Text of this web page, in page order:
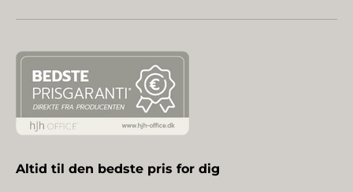
Altid til den bedste pris for dig